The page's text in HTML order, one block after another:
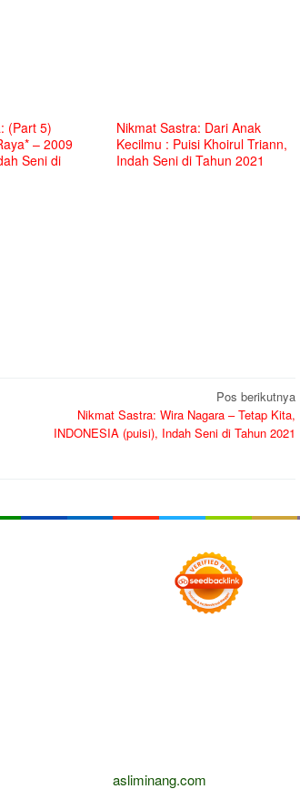
(Part 5)
– 2009
Seni di
Nikmat Sastra: Dari Anak
Kecilmu : Puisi Khoirul Triann,
Indah Seni di Tahun 2021
Pos berikutnya
Nikmat Sastra: Wira Nagara – Tetap Kita,
INDONESIA (puisi), Indah Seni di Tahun 2021
asliminang.com